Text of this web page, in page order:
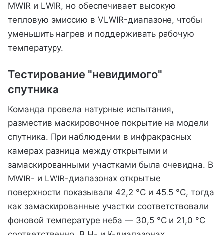
MWIR и LWIR, но обеспечивает высокую
тепловую эмиссию в VLWIR-диапазоне, чтобы
уменьшить нагрев и поддерживать рабочую
температуру.
Тестирование "невидимого"
спутника
Команда провела натурные испытания,
разместив маскировочное покрытие на модели
спутника. При наблюдении в инфракрасных
камерах разница между открытыми и
замаскированными участками была очевидна. В
MWIR- и LWIR-диапазонах открытые
поверхности показывали 42,2 °C и 45,5 °C, тогда
как замаскированные участки соответствовали
фоновой температуре неба — 30,5 °C и 21,0 °C